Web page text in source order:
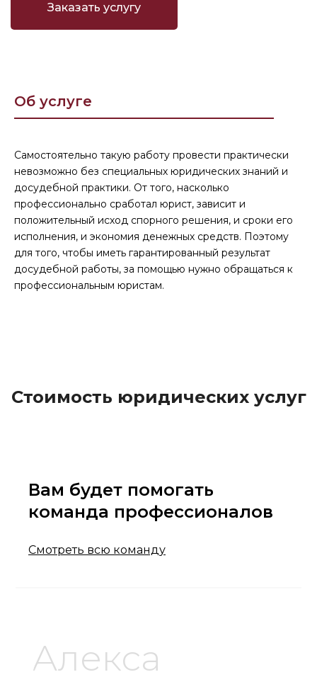
Заказать услугу
Об услуге
Самостоятельно такую работу провести практически
невозможно без специальных юридических знаний и
досудебной практики. От того, насколько
профессионально сработал юрист, зависит и
положительный исход спорного решения, и сроки его
исполнения, и экономия денежных средств. Поэтому
для того, чтобы иметь гарантированный результат
досудебной работы, за помощью нужно обращаться к
профессиональным юристам.
Стоимость юридических услуг
Вам будет помогать
команда профессионалов
Смотреть всю команду